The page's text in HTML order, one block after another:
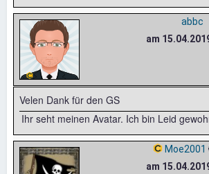
abbc
am
Velen Dank für den GS
Ihr seht meinen Avatar. Ich bin Leid
Moe2001
am